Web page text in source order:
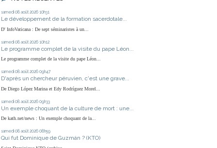
samedi 08 août 2026 10h31
Le développement de la formation sacerdotale...
D' InfoVaticana : De sept séminaristes à un...
samedi 08 août 2026 10h12
Le programme complet de la visite du pape Léon...
Le programme complet de la visite du pape Léon...
samedi 08 août 2026 09h47
D'après un chercheur péruvien, c'est une grave...
De Diego López Marina et Edy Rodríguez Morel...
samedi 08 août 2026 09h33
Un exemple choquant de la culture de mort : une...
De kath.net/news : Un exemple choquant de la...
samedi 08 août 2026 08h59
Qui fut Dominique de Guzmán ? (KTO)